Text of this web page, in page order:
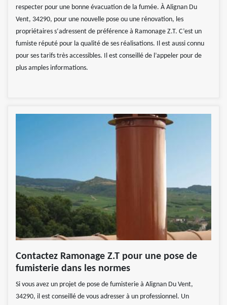
respecter pour une bonne évacuation de la fumée. À Alignan Du
Vent, 34290, pour une nouvelle pose ou une rénovation, les
propriétaires s‘adressent de préférence à Ramonage Z.T. C’est un
fumiste réputé pour la qualité de ses réalisations. Il est aussi connu
pour ses tarifs très accessibles. Il est conseillé de l’appeler pour de
plus amples informations.
Contactez Ramonage Z.T pour une pose de
fumisterie dans les normes
Si vous avez un projet de pose de fumisterie à Alignan Du Vent,
34290, il est conseillé de vous adresser à un professionnel. Un